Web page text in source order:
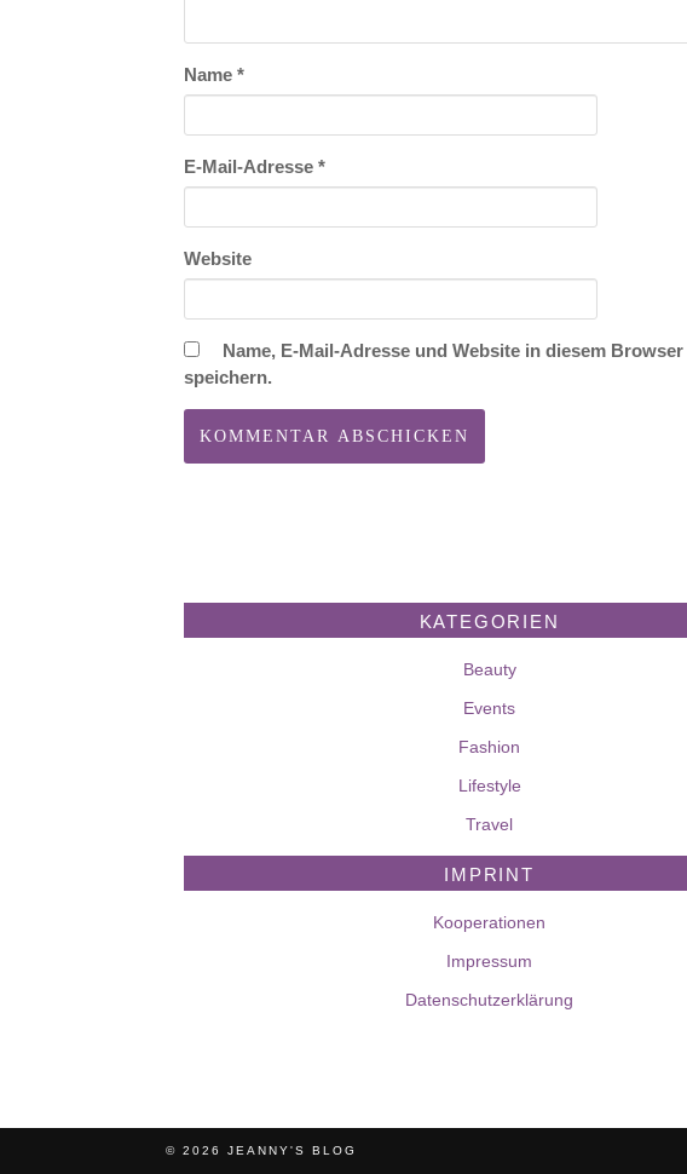
Name *
E-Mail-Adresse *
Website
Name, E-Mail-Adresse und Website in diesem
speichern.
KATEGORIEN
Beauty
Events
Fashion
Lifestyle
Travel
IMPRINT
Kooperationen
Impressum
Datenschutzerklärung
© 2026 JEANNY'S BLOG